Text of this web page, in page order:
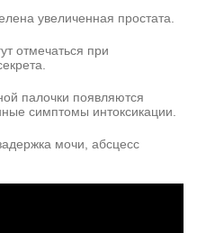
увеличенная простата.
отмечаться при
палочки появляются
симптомы интоксикации.
мочи, абсцесс